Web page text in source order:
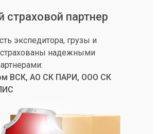
партнер
экспедитора, грузы и
надежными
ВСК, АО СК ПАРИ, ООО СК